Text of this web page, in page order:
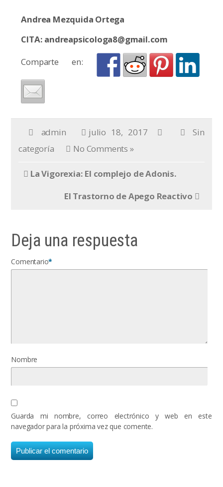
Andrea Mezquida Ortega
CITA: andreapsicologa8@gmail.com
Comparte en:
admin julio 18, 2017
Sin
categoría
No Comments »
La Vigorexia: El complejo de Adonis.
El Trastorno de Apego Reactivo
Deja una respuesta
Comentario*
Nombre
Guarda mi nombre, correo electrónico y web en este
navegador para la próxima vez que comente.